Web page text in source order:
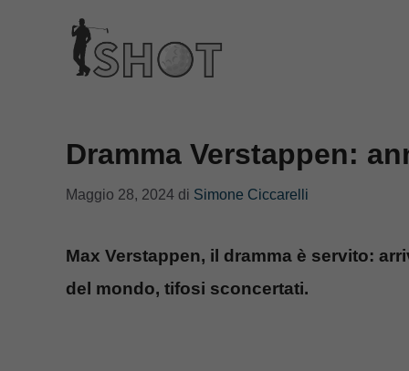
contenuto
Dramma Verstappen:
Maggio 28, 2024 di Simone Ciccarelli
Max Verstappen, il dramma è servito:
del mondo, tifosi sconcertati.